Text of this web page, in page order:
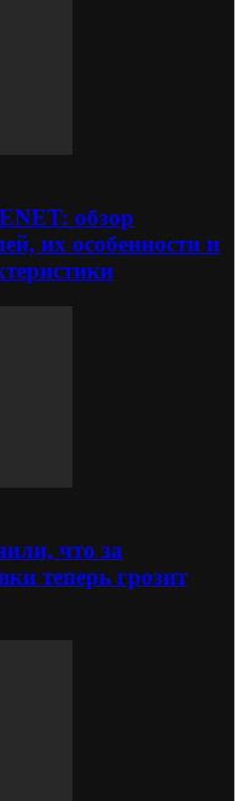
обзор
их особенности и
что за
теперь грозит